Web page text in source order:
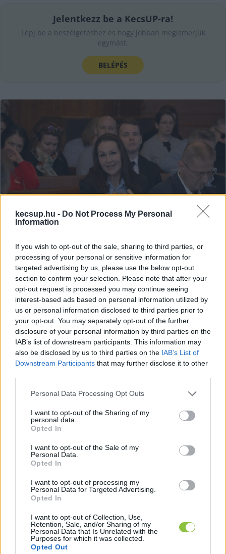
kecsup.hu - Do Not Process My Personal
Information
If you wish to opt-out of the sale, sharing to third parties, or
processing of your personal or sensitive information for
targeted advertising by us, please use the below opt-out
section to confirm your selection. Please note that after your
opt-out request is processed you may continue seeing
interest-based ads based on personal information utilized by
us or personal information disclosed to third parties prior to
your opt-out. You may separately opt-out of the further
disclosure of your personal information by third parties on the
IAB’s list of downstream participants. This information may
also be disclosed by us to third parties on the IAB’s List of
Downstream Participants that may further disclose it to other
Please note that this website/app uses one or more Google
not limited to your visit or usage behaviour. You may click to
grant or deny consent to Google and its third-party tags to
use your data for below specified purposes in below Google
consent section.
Personal Data Processing Opt Outs
I want to opt-out of the Sharing of my
personal data.
Opted In
I want to opt-out of the Sale of my
Personal Data.
Opted In
I want to opt-out of processing my
Personal Data for Targeted Advertising.
Opted In
I want to opt-out of Collection, Use,
Retention, Sale, and/or Sharing of my
Personal Data that Is Unrelated with the
Purposes for which it was collected.
Opted Out
Jelentkezz be a KecsUP-ra!
Lépj be a beszélgetéshez és hogy jobban megismerjük
egymást.
BELÉPÉS
Vesztegetéssel vádolta a Tisza
jelöltjét, a fideszes képviselőt 322
ezer forintra büntették
A Nemzeti Választási Bizottság (NVB) 322 ezer forintra
büntette Laczkó-Zsámboki Angéla fideszes önkormányzati
képviselőt, amiért egy videóban Molnár János
BS Balla Szilárd 2026. 04. 05.
A képviselő szerint „résztarvágás”,